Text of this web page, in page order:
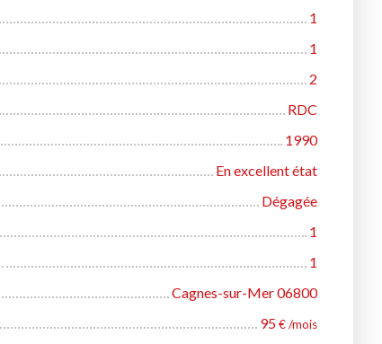
1
1
2
RDC
1990
En excellent état
Dégagée
1
1
Cagnes-sur-Mer 06800
95€ /mois